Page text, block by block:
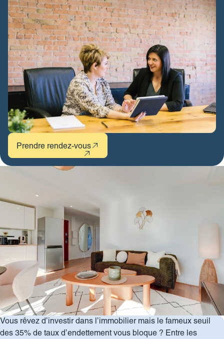
Prendre rendez-vous
Vous rêvez d’investir dans l’immobilier mais le fameux seuil
des 35% de taux d’endettement vous bloque ? Entre les